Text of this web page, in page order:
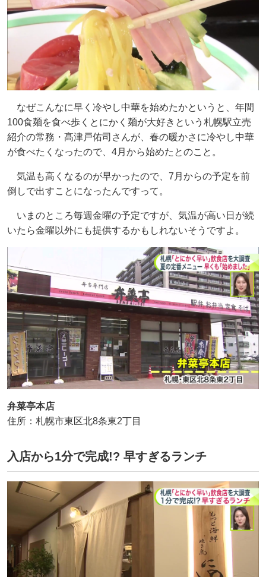
なぜこんなに早く冷やし中華を始めたかというと、年間
100食麺を食べ歩くとにかく麺が大好きという札幌駅立売
紹介の常務・髙津戸佑司さんが、春の暖かさに冷やし中華
が食べたくなったので、4月から始めたとのこと。
気温も高くなるのが早かったので、7月からの予定を前
倒しで出すことになったんですって。
いまのところ毎週金曜の予定ですが、気温が高い日が続
いたら金曜以外にも提供するかもしれないそうですよ。
弁菜亭本店
住所：札幌市東区北8条東2丁目
入店から1分で完成!? 早すぎるランチ